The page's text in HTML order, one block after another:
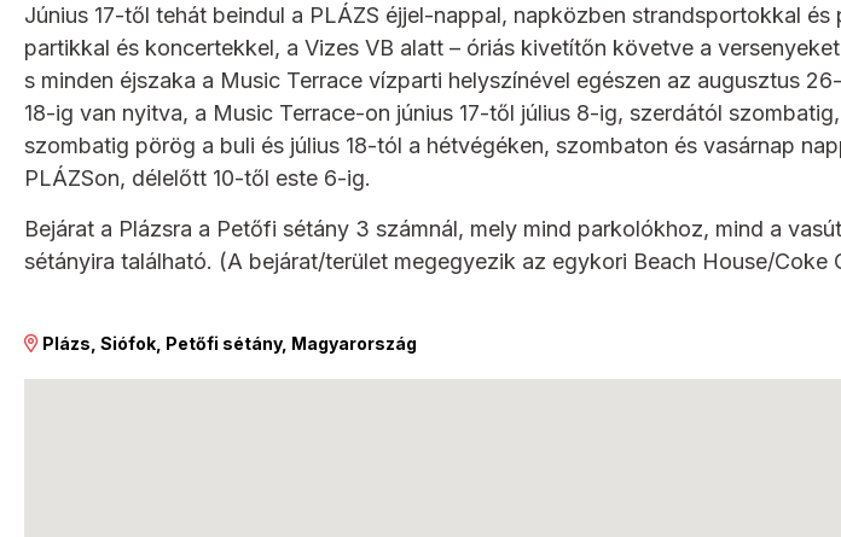
Június 17-től tehát beindul a PLÁZS éjjel-nappal, napközben strandsportokkal és
partikkal és koncertekkel, a Vizes VB alatt – óriás kivetítőn követve a
s minden éjszaka a Music Terrace vízparti helyszínével egészen az augusztus
18-ig van nyitva, a Music Terrace-on június 17-től július 8-ig, szerdától
szombatig pörög a buli és július 18-tól a hétvégéken, szombaton és vasárnap
PLÁZSon, délelőtt 10-től este 6-ig.
Bejárat a Plázsra a Petőfi sétány 3 számnál, mely mind parkolókhoz, mind a
sétányira található. (A bejárat/terület megegyezik az egykori Beach House/Coke
Plázs, Siófok, Petőfi sétány, Magyarország